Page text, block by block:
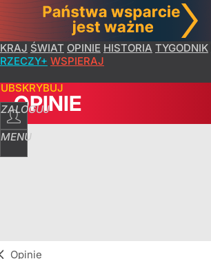
KRAJ ŚWIAT OPINIE HISTORIA TYGODNIK
RZECZY+ WSPIERAJ
ZALOGUJ
MENU
OPINIE
Opinie